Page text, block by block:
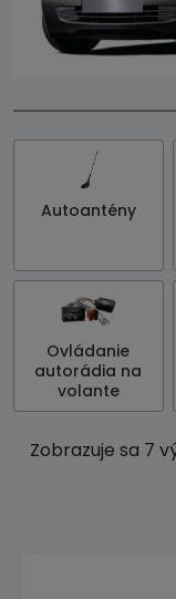
Autoantény
Ovládanie
autorádia na
volante
Zobrazuje sa 7